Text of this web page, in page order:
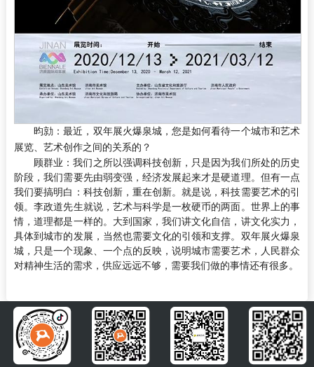
昀勍：最近，双年展火爆泉城，您是如何看待一个城市和艺术
展览、艺术创作之间的关系的？
顾群业：我们之所以强调科技创新，只是因为我们所处的历史
阶段，我们需要先由弱变强，经济发展起来才是硬道理。但有一点
我们要搞明白：科技创新，重在创新。就是说，科技需要艺术的引
领。李政道先生就说，艺术与科学是一枚硬币的两面。世界上的事
情，道理都是一样的。大到国家，我们讲文化自信，讲文化实力，
具体到城市的发展，当然也需要文化的引领和支撑。双年展火爆泉
城，只是一个现象、一个点的反映，说明城市需要艺术，人民群众
对精神生活的需求，供应远远不够，需要我们做的事情还有很多。